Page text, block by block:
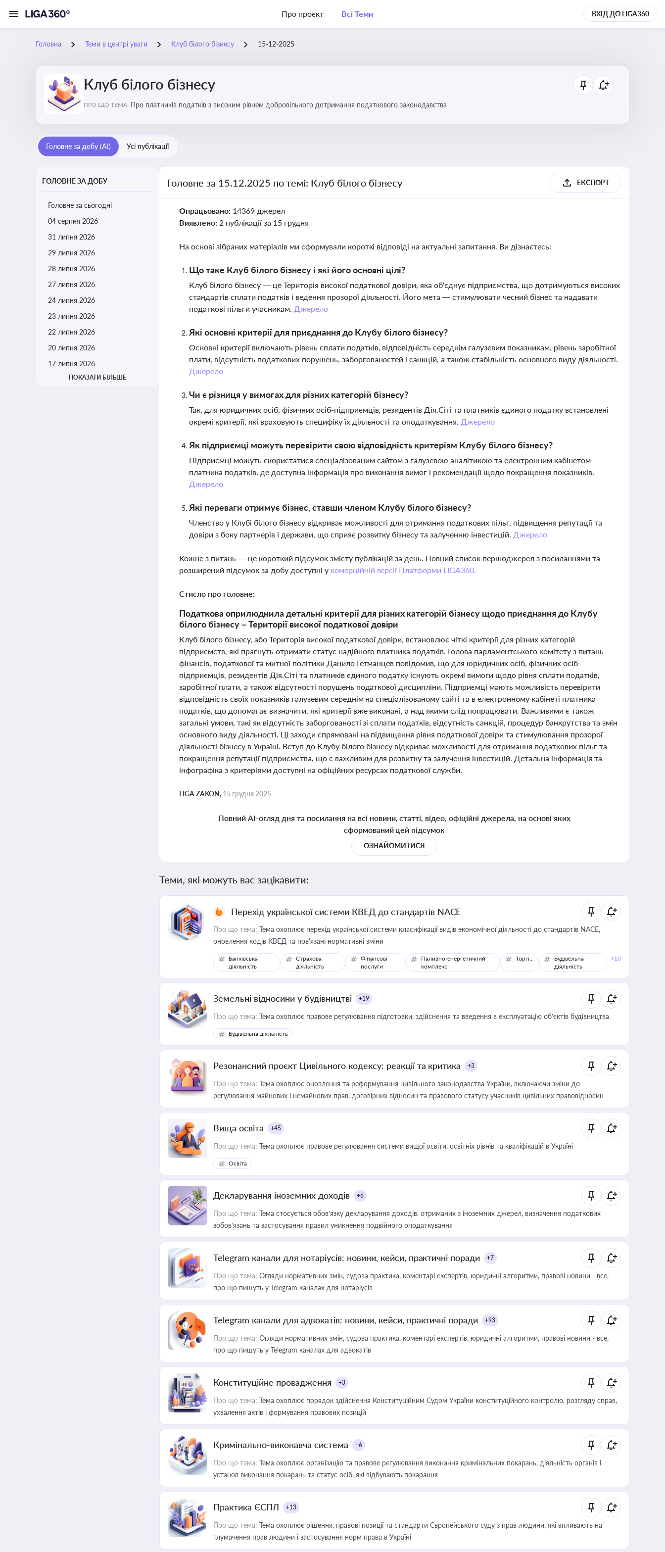
Про проєкт Всі Теми ВХІД ДО LIGA360
Головна Теми в центрі уваги Клуб білого бізнесу 15-12-2025
Клуб білого бізнесу
ПРО ЩО ТЕМА: Про платників податків з високим рівнем добровільного дотримання податкового законодавства
Головне за добу (AI) Усі публікації
ГОЛОВНЕ ЗА ДОБУ
Головне за сьогодні
04 серпня 2026
31 липня 2026
29 липня 2026
28 липня 2026
27 липня 2026
24 липня 2026
23 липня 2026
22 липня 2026
20 липня 2026
17 липня 2026
ПОКАЗАТИ БІЛЬШЕ
Головне за 15.12.2025 по темі: Клуб білого бізнесу ЕКСПОРТ
Опрацьовано: 14369 джерел
Виявлено: 2 публікації за 15 грудня
На основі зібраних матеріалів ми сформували короткі відповіді на актуальні запитання. Ви дізнаєтесь:
Що таке Клуб білого бізнесу і які його основні цілі?
Клуб білого бізнесу — це Територія високої податкової довіри, яка об'єднує підприємства, що дотримуються високих
стандартів сплати податків і ведення прозорої діяльності. Його мета — стимулювати чесний бізнес та надавати
податкові пільги учасникам. Джерело
Які основні критерії для приєднання до Клубу білого бізнесу?
Основні критерії включають рівень сплати податків, відповідність середнім галузевим показникам, рівень заробітної
плати, відсутність податкових порушень, заборгованостей і санкцій, а також стабільність основного виду діяльності.
Джерело
Чи є різниця у вимогах для різних категорій бізнесу?
Так, для юридичних осіб, фізичних осіб-підприємців, резидентів Дія.Сіті та платників єдиного податку встановлені
окремі критерії, які враховують специфіку їх діяльності та оподаткування. Джерело
Як підприємці можуть перевірити свою відповідність критеріям Клубу білого бізнесу?
Підприємці можуть скористатися спеціалізованим сайтом з галузевою аналітикою та електронним кабінетом
платника податків, де доступна інформація про виконання вимог і рекомендації щодо покращення показників.
Джерело
Які переваги отримує бізнес, ставши членом Клубу білого бізнесу?
Членство у Клубі білого бізнесу відкриває можливості для отримання податкових пільг, підвищення репутації та
довіри з боку партнерів і держави, що сприяє розвитку бізнесу та залученню інвестицій. Джерело
Кожне з питань — це короткий підсумок змісту публікацій за день. Повний список першоджерел з посиланнями та
розширений підсумок за добу доступні у комерційній версії Платформи LIGA360.
Стисло про головне:
Податкова оприлюднила детальні критерії для різних категорій бізнесу щодо приєднання до Клубу
білого бізнесу – Території високої податкової довіри
Клуб білого бізнесу, або Територія високої податкової довіри, встановлює чіткі критерії для різних категорій
підприємств, які прагнуть отримати статус надійного платника податків. Голова парламентського комітету з питань
фінансів, податкової та митної політики Данило Гетманцев повідомив, що для юридичних осіб, фізичних осіб-
підприємців, резидентів Дія.Сіті та платників єдиного податку існують окремі вимоги щодо рівня сплати податків,
заробітної плати, а також відсутності порушень податкової дисципліни. Підприємці мають можливість перевірити
відповідність своїх показників галузевим середнім на спеціалізованому сайті та в електронному кабінеті платника
податків, що допомагає визначити, які критерії вже виконані, а над якими слід попрацювати. Важливими є також
загальні умови, такі як відсутність заборгованості зі сплати податків, відсутність санкцій, процедур банкрутства та змін
основного виду діяльності. Ці заходи спрямовані на підвищення рівня податкової довіри та стимулювання прозорої
діяльності бізнесу в Україні. Вступ до Клубу білого бізнесу відкриває можливості для отримання податкових пільг та
покращення репутації підприємства, що є важливим для розвитку та залучення інвестицій. Детальна інформація та
інфографіка з критеріями доступні на офіційних ресурсах податкової служби.
LIGA ZAKON, 15 грудня 2025
Повний AI-огляд дня та посилання на всі новини, статті, відео, офіційні джерела, на основі яких
сформований цей підсумок
ОЗНАЙОМИТИСЯ
Теми, які можуть вас зацікавити:
Перехід української системи КВЕД до стандартів NACE
Про що тема: Тема охоплює перехід української системи класифікації видів економічної діяльності до стандартів NACE,
оновлення кодів КВЕД та пов'язані нормативні зміни
Банківська
діяльність
Страхова
діяльність
Фінансові
послуги
Паливно-енергетичний
комплекс
Торгівля
Будівельна
діяльність
+10
Земельні відносини у будівництві +19
Про що тема: Тема охоплює правове регулювання підготовки, здійснення та введення в експлуатацію об’єктів будівництва
Будівельна діяльність
Резонансний проєкт Цивільного кодексу: реакції та критика +3
Про що тема: Тема охоплює оновлення та реформування цивільного законодавства України, включаючи зміни до
регулювання майнових і немайнових прав, договірних відносин та правового статусу учасників цивільних правовідносин
Вища освіта +45
Про що тема: Тема охоплює правове регулювання системи вищої освіти, освітніх рівнів та кваліфікацій в Україні
Освіта
Декларування іноземних доходів +6
Про що тема: Тема стосується обов’язку декларування доходів, отриманих з іноземних джерел, визначення податкових
зобов’язань та застосування правил уникнення подвійного оподаткування
Telegram канали для нотаріусів: новини, кейси, практичні поради +7
Про що тема: Огляди нормативних змін, судова практика, коментарі експертів, юридичні алгоритми, правові новини - все,
про що пишуть у Telegram каналах для нотаріусів
Telegram канали для адвокатів: новини, кейси, практичні поради +93
Про що тема: Огляди нормативних змін, судова практика, коментарі експертів, юридичні алгоритми, правові новини - все,
про що пишуть у Telegram каналах для адвокатів
Конституційне провадження +3
Про що тема: Тема охоплює порядок здійснення Конституційним Судом України конституційного контролю, розгляду справ,
ухвалення актів і формування правових позицій
Кримінально-виконавча система +6
Про що тема: Тема охоплює організацію та правове регулювання виконання кримінальних покарань, діяльність органів і
установ виконання покарань та статус осіб, які відбувають покарання
Практика ЄСПЛ +13
Про що тема: Тема охоплює рішення, правові позиції та стандарти Європейського суду з прав людини, які впливають на
тлумачення прав людини і застосування норм права в Україні